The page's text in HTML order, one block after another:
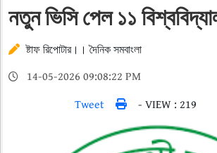
নতুন ভিসি পেল ১১
ষ্টাফ রিপোটার।। দৈনিক সমবাংলা
14-05-2026 09:08:22 PM
Tweet
- VIEW : 219